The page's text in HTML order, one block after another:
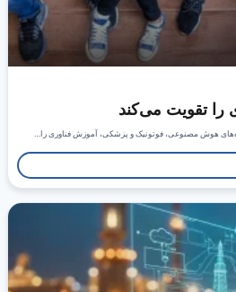
را تقویت می‌کند
هوش مصنوعی، فوتونیک و پزشکی، آموزش فناوری را…